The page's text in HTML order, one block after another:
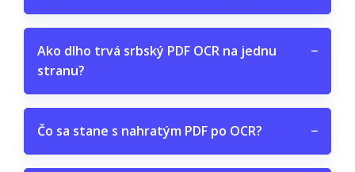
Ako dlho trvá srbský PDF OCR na jednu
stranu?
−
Čo sa stane s nahratým PDF po OCR? −